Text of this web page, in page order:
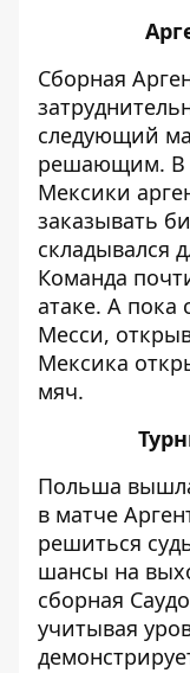
Сборная
следующий
решающим. В
Мексики
заказывать
складывался
Команда
атаке. А пока
Месси,
Мексика
мяч.
Польша
в матче
решиться
шансы на
сборная
учитывая